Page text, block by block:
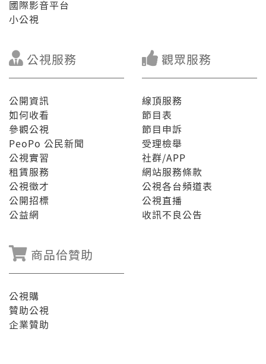
國際影音平台
小公視
公視服務
公開資訊
如何收看
參觀公視
PeoPo 公民新聞
公視實習
租賃服務
公視徵才
公開招標
公益網
觀眾服務
線頂服務
節目表
節目申訴
受理檢舉
社群/APP
網站服務條款
公視各台頻道表
公視直播
收訊不良公告
商品佮贊助
公視購
贊助公視
企業贊助